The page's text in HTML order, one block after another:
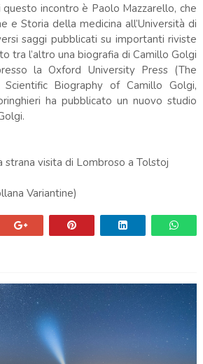
incontro è Paolo Mazzarello, che
e Storia della medicina all’Università di
saggi pubblicati su importanti riviste
tra l’altro una biografia di Camillo Golgi
la Oxford University Press (The
Biography of Camillo Golgi,
ha pubblicato un nuovo studio
strana visita di Lombroso a Tolstoj
Variantine)